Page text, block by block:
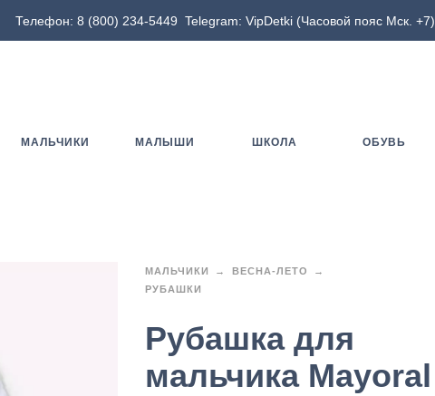
Телефон: 8 (800) 234-5449 Telegram: VipDetki (Часовой пояс Мск. +7)
МАЛЬЧИКИ МАЛЫШИ ШКОЛА ОБУВЬ
МАЛЬЧИКИ
ВЕСНА-ЛЕТО
РУБАШКИ
Рубашка для
мальчика Mayoral